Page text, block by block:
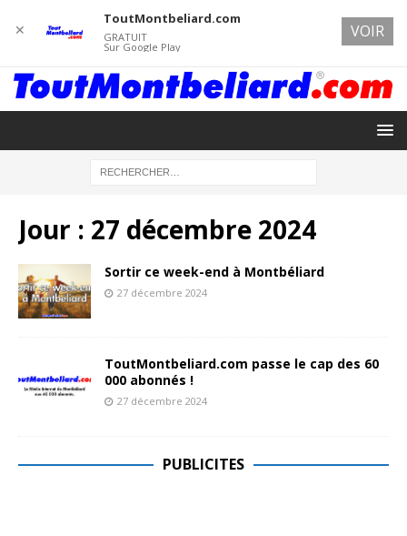
Jour : 27 décembre 2024
Sortir ce week-end à Montbéliard
27 décembre 2024
ToutMontbeliard.com passe le cap des 60
000 abonnés !
27 décembre 2024
PUBLICITES
✕
ToutMontbeliard.com
GRATUIT
Sur Google Play
VOIR